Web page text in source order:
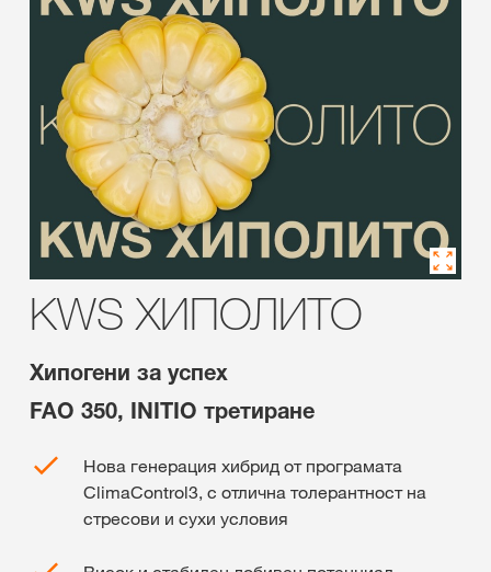
KWS ХИПОЛИТО
Хипогени за успех
FAO 350, INITIO третиране
Нова генерация хибрид от програмата
СlimaСontrol3, с отлична толерантност на
стресови и сухи условия